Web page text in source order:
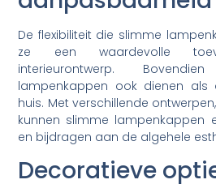
De flexibiliteit die slimme
ze een waardevolle
interieurontwerp.
lampenkappen ook dienen als
huis. Met verschillende
kunnen slimme lampenkappen
en bijdragen aan de algehele
Decoratieve